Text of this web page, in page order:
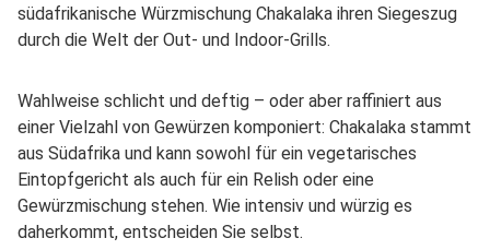
südafrikanische Würzmischung Chakalaka ihren Siegeszug
durch die Welt der Out- und Indoor-Grills.
Wahlweise schlicht und deftig – oder aber raffiniert aus
einer Vielzahl von Gewürzen komponiert: Chakalaka stammt
aus Südafrika und kann sowohl für ein vegetarisches
Eintopfgericht als auch für ein Relish oder eine
Gewürzmischung stehen. Wie intensiv und würzig es
daherkommt, entscheiden Sie selbst.